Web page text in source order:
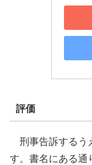
評価
刑事告訴するう
す。書名にある通